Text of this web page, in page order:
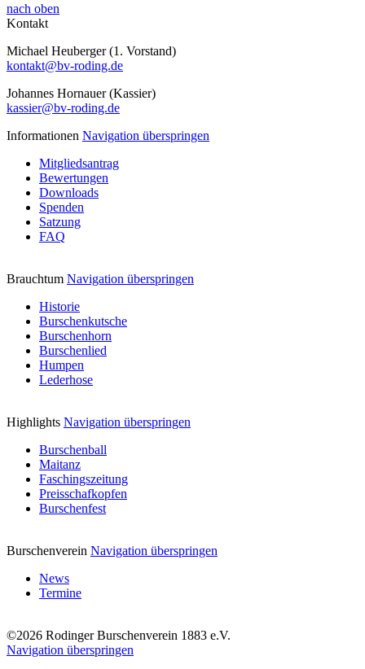
nach oben
Kontakt
Michael Heuberger (1. Vorstand)
kontakt@bv-roding.de
Johannes Hornauer (Kassier)
kassier@bv-roding.de
Informationen Navigation überspringen
Mitgliedsantrag
Bewertungen
Downloads
Spenden
Satzung
FAQ
Brauchtum Navigation überspringen
Historie
Burschenkutsche
Burschenhorn
Burschenlied
Humpen
Lederhose
Highlights Navigation überspringen
Burschenball
Maitanz
Faschingszeitung
Preisschafkopfen
Burschenfest
Burschenverein Navigation überspringen
News
Termine
©2026 Rodinger Burschenverein 1883 e.V.
Navigation überspringen